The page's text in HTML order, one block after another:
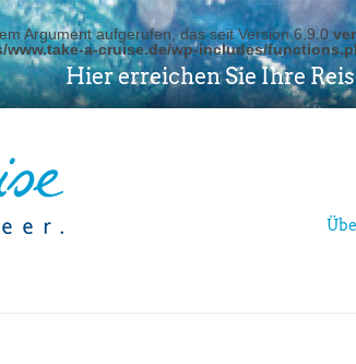
Argument aufgerufen, das seit Version 6.9.0
www.take-a-cruise.de/wp-includes/
Hier erreichen Sie Ihre